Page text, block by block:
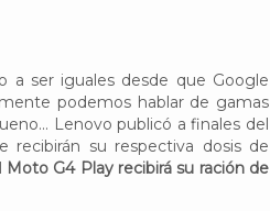
a ser iguales desde que Google
podemos hablar de gamas
Lenovo publicó a finales del
recibirán su respectiva dosis de
Moto G4 Play recibirá su ración de